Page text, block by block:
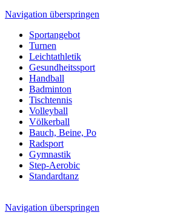
Navigation überspringen
Sportangebot
Turnen
Leichtathletik
Gesundheitssport
Handball
Badminton
Tischtennis
Volleyball
Völkerball
Bauch, Beine, Po
Radsport
Gymnastik
Step-Aerobic
Standardtanz
Navigation überspringen